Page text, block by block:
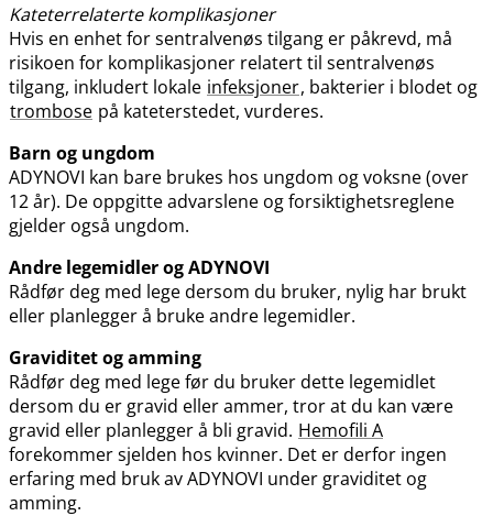
Kateterrelaterte komplikasjoner
Hvis en enhet for sentralvenøs tilgang er påkrevd, må
risikoen for komplikasjoner relatert til sentralvenøs
tilgang, inkludert lokale infeksjoner, bakterier i blodet og
trombose på kateterstedet, vurderes.
Barn og ungdom
ADYNOVI kan bare brukes hos ungdom og voksne (over
12 år). De oppgitte advarslene og forsiktighetsreglene
gjelder også ungdom.
Andre legemidler og ADYNOVI
Rådfør deg med lege dersom du bruker, nylig har brukt
eller planlegger å bruke andre legemidler.
Graviditet og amming
Rådfør deg med lege før du bruker dette legemidlet
dersom du er gravid eller ammer, tror at du kan være
gravid eller planlegger å bli gravid. Hemofili A
forekommer sjelden hos kvinner. Det er derfor ingen
erfaring med bruk av ADYNOVI under graviditet og
amming.